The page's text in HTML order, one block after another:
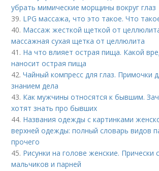
убрать мимические морщины вокруг глаз
39. LPG массажа, что это такое. Что
40. Массаж жесткой щеткой от
массажная сухая щетка от целлюлита
41. На что влияет острая пища. Какой
наносит острая пища
42.Чайный компресс для глаз. Примочки
знанием дела
43. Как мужчины относятся к бывшим.
хотят знать про бывших
44. Названия одежды с картинками
верхней одежды: полный словарь видов
прочего
45. Рисунки на голове женские. Прически
мальчиков и парней